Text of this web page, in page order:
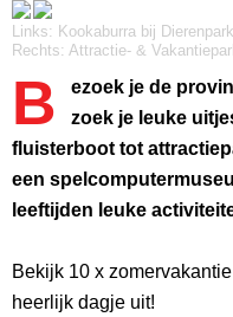
Links: Kookaburra bij
Rechts: Attractie- &
B
ezoek je de
zoek je leuke
fluisterboot tot
een
leeftijden leuke
Bekijk 10 x
heerlijk dagje uit!